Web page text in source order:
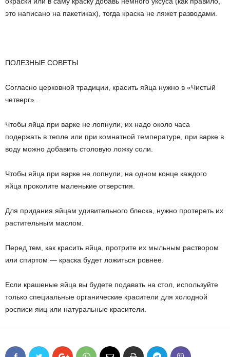
это написано на пакетиках), тогда краска не ляжет разводами.
ПОЛЕЗНЫЕ СОВЕТЫ
Согласно церковной традиции, красить яйца нужно в «Чистый
четверг» .
Чтобы яйца при варке не лопнули, их надо около часа
подержать в тепле или при комнатной температуре, при варке в
воду можно добавить столовую ложку соли.
Чтобы яйца при варке не лопнули, на одном конце каждого
яйца проколите маленькие отверстия.
Для придания яйцам удивительного блеска, нужно протереть их
растительным маслом.
Перед тем, как красить яйца, протрите их мыльным раствором
или спиртом — краска будет ложиться ровнее.
Если крашеные яйца вы будете подавать на стол, используйте
только специальные органические красители для холодной
росписи яиц или натуральные красители.